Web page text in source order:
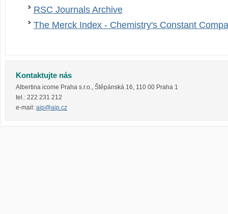
RSC Journals Archive
The Merck Index - Chemistry's Constant
Kontaktujte nás
Albertina icome Praha s.r.o., Štěpánská 16, 110 00 Praha 1
tel.: 222 231 212
e-mail: aip@aip.cz